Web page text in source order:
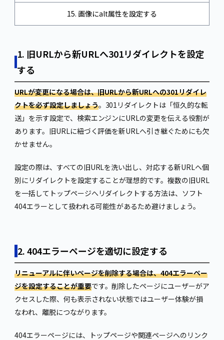
15. 画像にalt属性を設定する
1. 旧URLから新URLへ301リダイレクトを設定
する
URLが変更になる場合は、旧URLから新URLへの301リダイレ
クトを必ず設定しましょう。301リダイレクトは「恒久的な転
送」を示す設定で、検索エンジンにURLの変更を伝える役割が
あります。旧URLに紐づく評価を新URLへ引き継ぐためにも欠
かせません。
設定の際は、すべての旧URLを洗い出し、対応する新URLへ個
別にリダイレクトを設定することが理想的です。複数の旧URL
を一括してトップページへリダイレクトする方法は、ソフト
404エラーとして扱われる可能性があるため避けましょう。
2. 404エラーページを適切に設定する
リニューアルに伴いページを削除する場合は、404エラーペー
ジを設定することが重要です。削除したページにユーザーがア
クセスした際、何も表示されない状態ではユーザー体験が損
なわれ、離脱につながります。
404エラーページには、トップページや関連ページへのリンク